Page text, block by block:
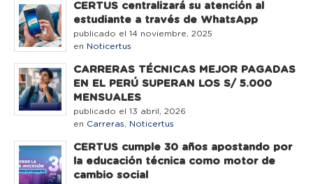
CERTUS centralizará su atención al
estudiante a través de WhatsApp
publicado el 14 noviembre, 2025
en Noticertus
CARRERAS TÉCNICAS MEJOR PAGADAS
EN EL PERÚ SUPERAN LOS S/ 5.000
MENSUALES
publicado el 13 abril, 2026
en Carreras, Noticertus
CERTUS cumple 30 años apostando por
la educación técnica como motor de
cambio social